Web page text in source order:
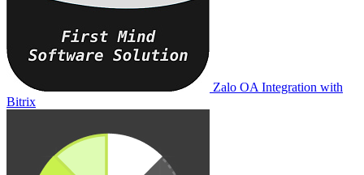
Zalo OA Integration with
Bitrix